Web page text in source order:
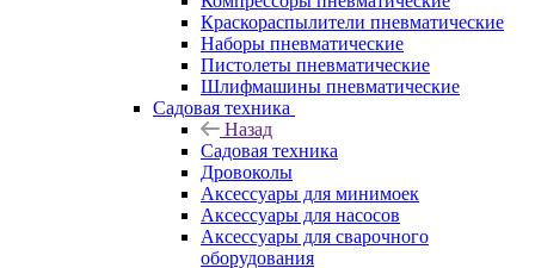
Краскораспылители пневматические
Наборы пневматические
Пистолеты пневматические
Шлифмашины пневматические
Садовая техника
Назад
Садовая техника
Дровоколы
Аксессуары для минимоек
Аксессуары для насосов
Аксессуары для сварочного
оборудования